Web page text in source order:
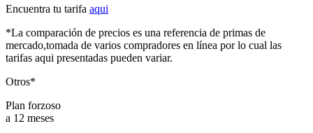
Encuentra tu tarifa aqui
*La comparación de precios es una referencia de primas de
mercado,tomada de varios compradores en línea por lo cual las
tarifas aqui presentadas pueden variar.
Otros*
Plan forzoso
a 12 meses